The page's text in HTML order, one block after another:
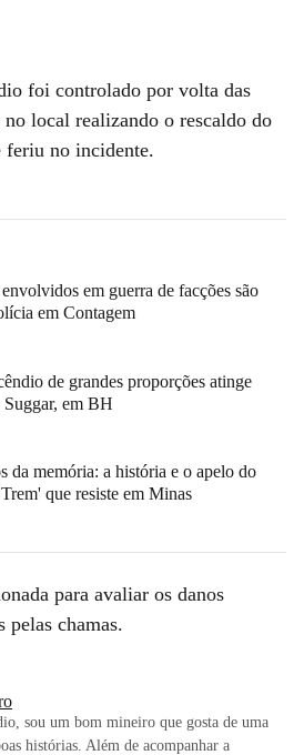
foi controlado por volta das
local realizando o rescaldo do
feriu no incidente.
em guerra de facções são
em Contagem
de grandes proporções atinge
Suggar, em BH
da memória: a história e o apelo do
que resiste em Minas
para avaliar os danos
pelas chamas.
sou um bom mineiro que gosta de uma
histórias. Além de acompanhar a